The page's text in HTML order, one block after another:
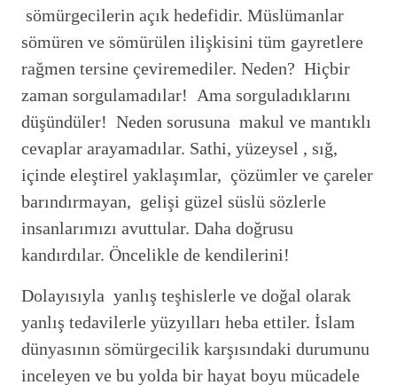
sömürgecilerin açık hedefidir. Müslümanlar
sömüren ve sömürülen ilişkisini tüm gayretlere
rağmen tersine çeviremediler. Neden? Hiçbir
zaman sorgulamadılar! Ama sorguladıklarını
düşündüler! Neden sorusuna makul ve mantıklı
cevaplar arayamadılar. Sathi, yüzeysel , sığ,
içinde eleştirel yaklaşımlar, çözümler ve çareler
barındırmayan, gelişi güzel süslü sözlerle
insanlarımızı avuttular. Daha doğrusu
kandırdılar. Öncelikle de kendilerini!
Dolayısıyla yanlış teşhislerle ve doğal olarak
yanlış tedavilerle yüzyılları heba ettiler. İslam
dünyasının sömürgecilik karşısındaki durumunu
inceleyen ve bu yolda bir hayat boyu mücadele